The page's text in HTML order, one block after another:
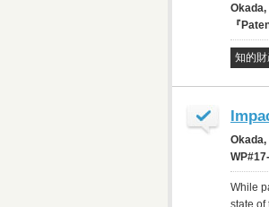
『
知的
While
state